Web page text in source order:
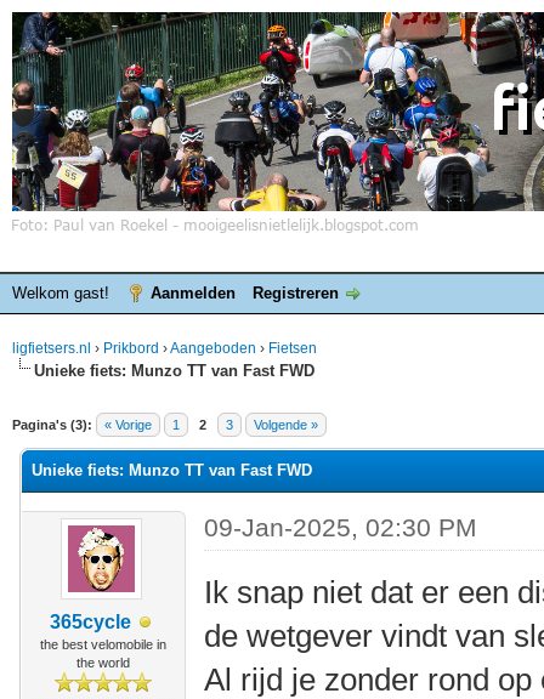
Welkom gast! Aanmelden Registreren
ligfietsers.nl › Prikbord ›Aangeboden › Fietsen
Unieke fiets: Munzo TT van Fast FWD
Pagina's (3): « Vorige 1 2 3 Volgende »
waardering is 0
Unieke fiets: Munzo TT van Fast FWD
365cycle
the best velomobile in
the world
09-Jan-2025, 02:30 PM
Ik snap niet dat er een
de wetgever vindt van
Al rijd je zonder rond